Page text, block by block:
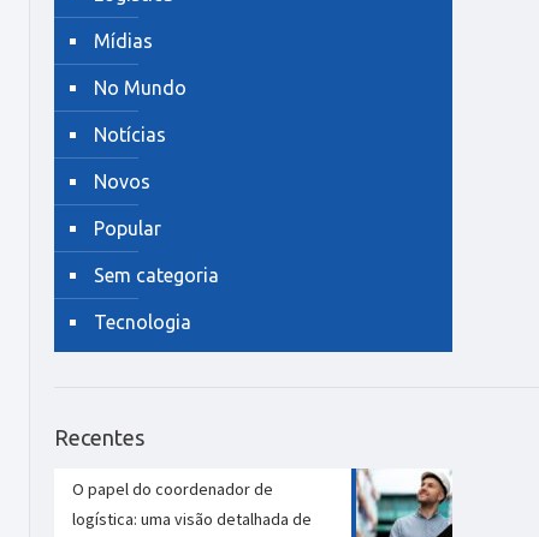
Mídias
No Mundo
Notícias
Novos
Popular
Sem categoria
Tecnologia
Recentes
O papel do coordenador de
logística: uma visão detalhada de